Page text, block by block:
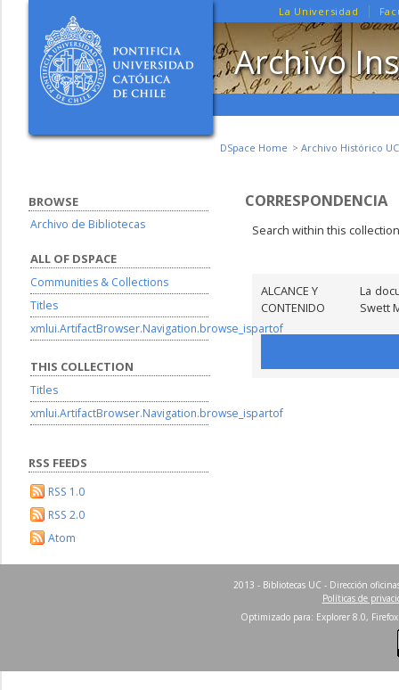
La Universidad
Archivo
DSpace Home Archivo Histórico UC
CORRESPONDENCIA
Search within this
ALCANCE Y
CONTENIDO
La
Swett
BROWSE
Archivo de Bibliotecas
ALL OF DSPACE
Communities & Collections
Titles
xmlui.ArtifactBrowser.Navigation.browse_ispartof
THIS COLLECTION
Titles
xmlui.ArtifactBrowser.Navigation.browse_ispartof
RSS FEEDS
RSS 1.0
RSS 2.0
Atom
2013 - Bibliotecas UC - Dirección
Políticas de
Optimizado para: Explorer 8.0,